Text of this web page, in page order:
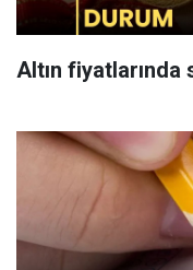
Altın fiyatlarında